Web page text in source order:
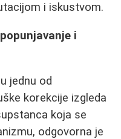
i iskustvom.
i
jednu od
korekcije izgleda
koja se
odgovorna je